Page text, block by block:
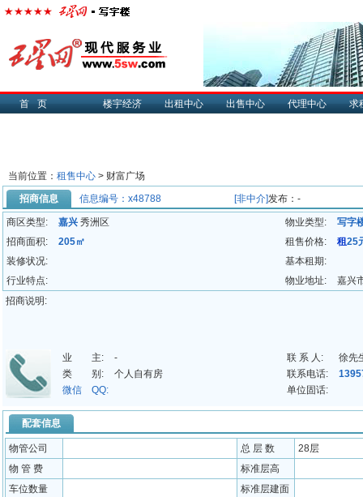
首页 楼宇经济 出租中心 出售中心 代理中心 求
当前位置： 租售中心 > 财富广场
招商信息
信息编号：x48788 [非中介]发布：-
商区类型: 嘉兴 秀洲区 物业类型:
写字
招商面积:
205㎡ 租售价格: 租25
装修状况:
基本租期:
行业特点:
物业地址:
嘉兴
招商说明:
业 主: - 联 系 人:
徐先
类 别:
个人自有房 联系电话:
微信 QQ:
单位固话:
配套信息
物管公司 总 层 数
28层
物 管 费
标准层高
车位数量
标准层建面